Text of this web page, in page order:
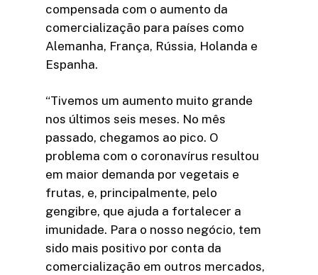
compensada com o aumento da
comercialização para países como
Alemanha, França, Rússia, Holanda e
Espanha.
“Tivemos um aumento muito grande
nos últimos seis meses. No mês
passado, chegamos ao pico. O
problema com o coronavírus resultou
em maior demanda por vegetais e
frutas, e, principalmente, pelo
gengibre, que ajuda a fortalecer a
imunidade. Para o nosso negócio, tem
sido mais positivo por conta da
comercialização em outros mercados,